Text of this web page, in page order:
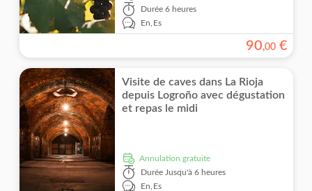
Guide expert
Durée 6 heures
En,Es
90,00 €
Visite de caves dans La Rioja
depuis Logroño avec dégustation
et repas le midi
Annulation gratuite
Durée Jusqu'à 6 heures
En,Es